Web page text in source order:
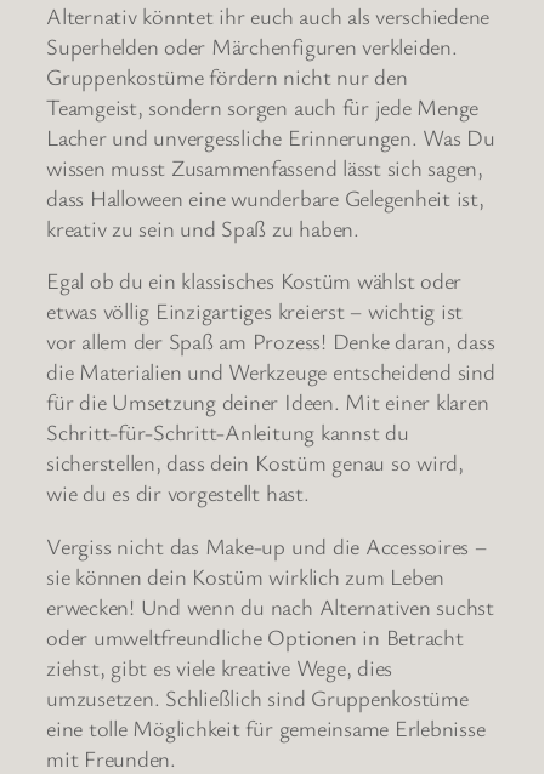
Alternativ könntet ihr euch auch als verschiedene
Superhelden oder Märchenfiguren verkleiden.
Gruppenkostüme fördern nicht nur den
Teamgeist, sondern sorgen auch für jede Menge
Lacher und unvergessliche Erinnerungen. Was Du
wissen musst Zusammenfassend lässt sich sagen,
dass Halloween eine wunderbare Gelegenheit ist,
kreativ zu sein und Spaß zu haben.
Egal ob du ein klassisches Kostüm wählst oder
etwas völlig Einzigartiges kreierst – wichtig ist
vor allem der Spaß am Prozess! Denke daran, dass
die Materialien und Werkzeuge entscheidend sind
für die Umsetzung deiner Ideen. Mit einer klaren
Schritt-für-Schritt-Anleitung kannst du
sicherstellen, dass dein Kostüm genau so wird,
wie du es dir vorgestellt hast.
Vergiss nicht das Make-up und die Accessoires –
sie können dein Kostüm wirklich zum Leben
erwecken! Und wenn du nach Alternativen suchst
oder umweltfreundliche Optionen in Betracht
ziehst, gibt es viele kreative Wege, dies
umzusetzen. Schließlich sind Gruppenkostüme
eine tolle Möglichkeit für gemeinsame Erlebnisse
mit Freunden.